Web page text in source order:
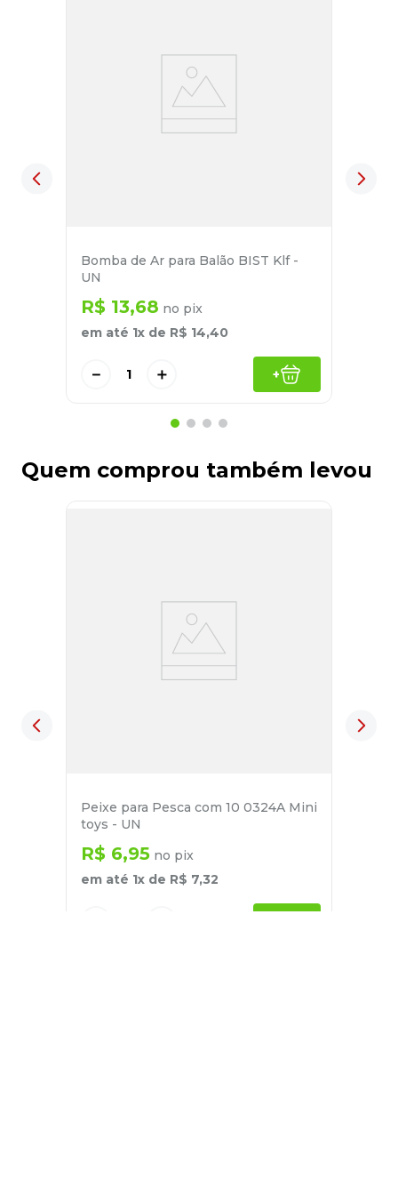
Bomba de Ar para Balão BIST Klf -
UN
R$ 13,68 no pix
em até 1x de R$ 14,40
＋
－ +
Quem comprou também levou
Peixe para Pesca com 10 0324A Mini
toys - UN
R$ 6,95 no pix
em até 1x de R$ 7,32